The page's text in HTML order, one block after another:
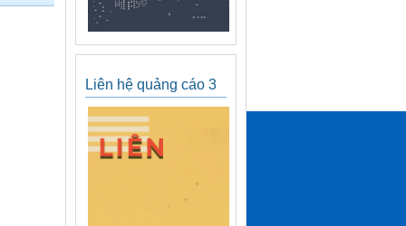
Liên hệ quảng cáo 3